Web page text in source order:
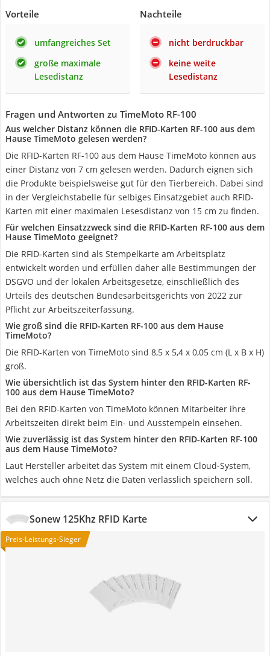
Vorteile
umfangreiches Set
große maximale
Lesedistanz
Nachteile
nicht berdruckbar
keine weite
Lesedistanz
Fragen und Antworten zu TimeMoto RF-100
Aus welcher Distanz können die RFID-Karten RF-100 aus dem
Hause TimeMoto gelesen werden?
Die RFID-Karten RF-100 aus dem Hause TimeMoto können aus
einer Distanz von 7 cm gelesen werden. Dadurch eignen sich
die Produkte beispielsweise gut für den Tierbereich. Dabei sind
in der Vergleichstabelle für selbiges Einsatzgebiet auch RFID-
Karten mit einer maximalen Lesesdistanz von 15 cm zu finden.
Für welchen Einsatzzweck sind die RFID-Karten RF-100 aus dem
Hause TimeMoto geeignet?
Die RFID-Karten sind als Stempelkarte am Arbeitsplatz
entwickelt worden und erfüllen daher alle Bestimmungen der
DSGVO und der lokalen Arbeitsgesetze, einschließlich des
Urteils des deutschen Bundesarbeitsgerichts von 2022 zur
Pflicht zur Arbeitszeiterfassung.
Wie groß sind die RFID-Karten RF-100 aus dem Hause
TimeMoto?
Die RFID-Karten von TimeMoto sind 8,5 x 5,4 x 0,05 cm (L x B x H)
groß.
Wie übersichtlich ist das System hinter den RFID-Karten RF-
100 aus dem Hause TimeMoto?
Bei den RFID-Karten von TimeMoto können Mitarbeiter ihre
Arbeitszeiten direkt beim Ein- und Ausstempeln einsehen.
Wie zuverlässig ist das System hinter den RFID-Karten RF-100
aus dem Hause TimeMoto?
Laut Hersteller arbeitet das System mit einem Cloud-System,
welches auch ohne Netz die Daten verlässlich speichern soll.
Sonew 125Khz RFID Karte
Preis-Leistungs-Sieger